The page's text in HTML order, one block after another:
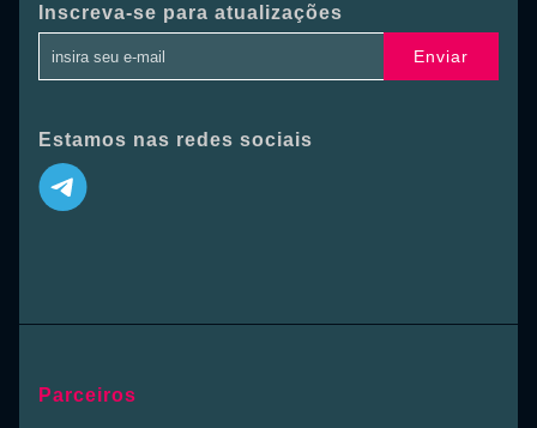
Inscreva-se para atualizações
Enviar
Estamos nas redes sociais
Parceiros